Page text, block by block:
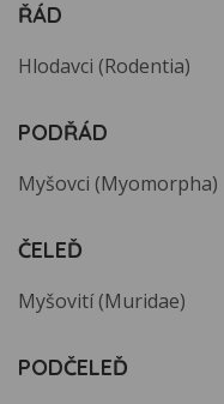
ŘÁD
Hlodavci (Rodentia)
PODŘÁD
Myšovci (Myomorpha)
ČELEĎ
Myšovití (Muridae)
PODČELEĎ